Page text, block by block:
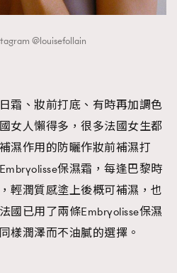
@louisefollain
霜、妝前打底、有時再加調色
女人懶得多，很多法國女生都
濕作用的防曬作妝前補濕打
保濕霜，每逢巴黎時
輕潤質感塗上後概可補濕，也
國已用了兩條Embryolisse保濕
樣潤澤而不油膩的選擇。